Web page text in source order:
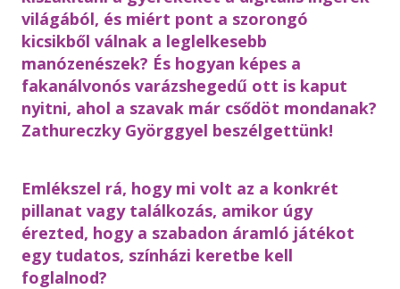
világából, és miért pont a szorongó
kicsikből válnak a leglelkesebb
manózenészek? És hogyan képes a
fakanálvonós varázshegedű ott is kaput
nyitni, ahol a szavak már csődöt mondanak?
Zathureczky Györggyel beszélgettünk!
Emlékszel rá, hogy mi volt az a konkrét
pillanat vagy találkozás, amikor úgy
érezted, hogy a szabadon áramló játékot
egy tudatos, színházi keretbe kell
foglalnod?